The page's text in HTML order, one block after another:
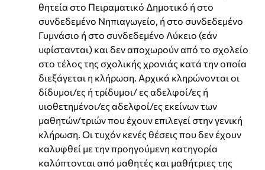
θητεία στο Πειραματικό Δημοτικό ή στο
συνδεδεμένο Νηπιαγωγείο, ή στο συνδεδεμένο
Γυμνάσιο ή στο συνδεδεμένο Λύκειο (εάν
υφίστανται) και δεν αποχωρούν από το σχολείο
στο τέλος της σχολικής χρονιάς κατά την οποία
διεξάγεται η κλήρωση. Αρχικά κληρώνονται οι
δίδυμοι/ες ή τρίδυμοι/ ες αδελφοί/ες ή
υιοθετημένοι/ες αδελφοί/ες εκείνων των
μαθητών/τριών που έχουν επιλεγεί στην γενική
κλήρωση. Οι τυχόν κενές θέσεις που δεν έχουν
καλυφθεί με την προηγούμενη κατηγορία
καλύπτονται από μαθητές και μαθήτριες της